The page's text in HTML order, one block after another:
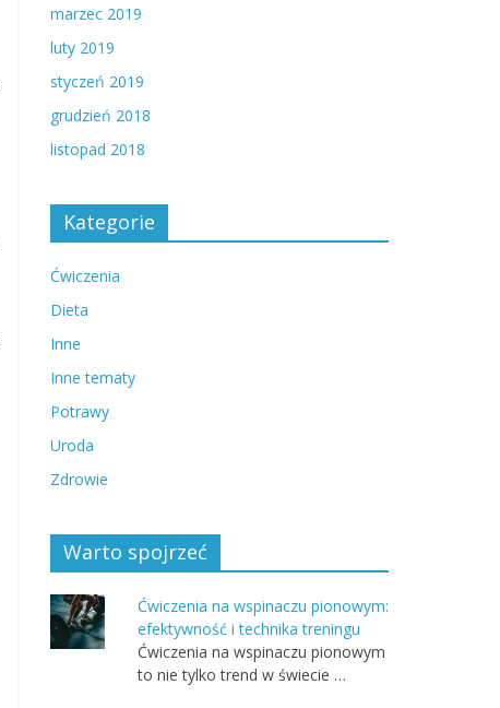
marzec 2019
luty 2019
styczeń 2019
grudzień 2018
listopad 2018
Kategorie
Ćwiczenia
Dieta
Inne
Inne tematy
Potrawy
Uroda
Zdrowie
Warto spojrzeć
Ćwiczenia na wspinaczu pionowym:
efektywność i technika treningu
Ćwiczenia na wspinaczu pionowym
to nie tylko trend w świecie …